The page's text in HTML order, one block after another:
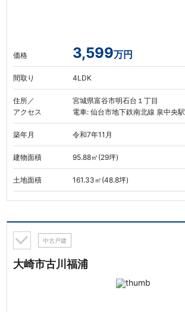
価格 3,599万円
間取り 4LDK
住所／
アクセス
宮城県富谷市明石台１丁目
電車: 仙台市地下鉄南北線 泉中央駅
築年月 令和7年11月
建物面積 95.88㎡(29坪)
土地面積 161.33㎡(48.8坪)
中古戸建
大崎市古川福浦